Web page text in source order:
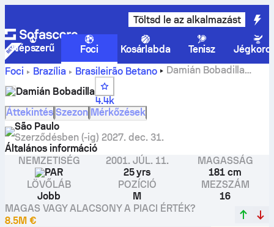
Töltsd le az alkalmazást
Népszerű Foci Kosárlabda Tenisz
Foci
Brazília Brasileirão Betano
Damián Bobadilla
statisztikák, értékelések és gólok.
Damián Bobadilla
4.4k
Áttekintés Szezon Mérkőzések
São Paulo
Szerződésben (-ig) 2027. dec. 31.
Általános információ
NEMZETISÉG
PAR
2001. JÚL. 11.
25 yrs
MAGASSÁG
181 cm
LÖVŐLÁB
Jobb
POZÍCIÓ
M
MEZSZÁM
16
MAGAS VAGY ALACSONY A PIACI ÉRTÉK?
8.5M €